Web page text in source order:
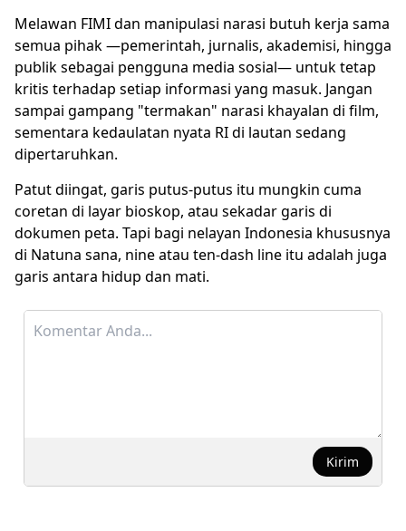
Melawan FIMI dan manipulasi narasi butuh kerja sama
semua pihak —pemerintah, jurnalis, akademisi, hingga
publik sebagai pengguna media sosial— untuk tetap
kritis terhadap setiap informasi yang masuk. Jangan
sampai gampang "termakan" narasi khayalan di film,
sementara kedaulatan nyata RI di lautan sedang
dipertaruhkan.
Patut diingat, garis putus-putus itu mungkin cuma
coretan di layar bioskop, atau sekadar garis di
dokumen peta. Tapi bagi nelayan Indonesia khususnya
di Natuna sana, nine atau ten-dash line itu adalah juga
garis antara hidup dan mati.
Kirim